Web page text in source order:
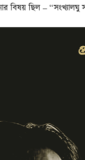
ছিল – “সংখ্যালঘু